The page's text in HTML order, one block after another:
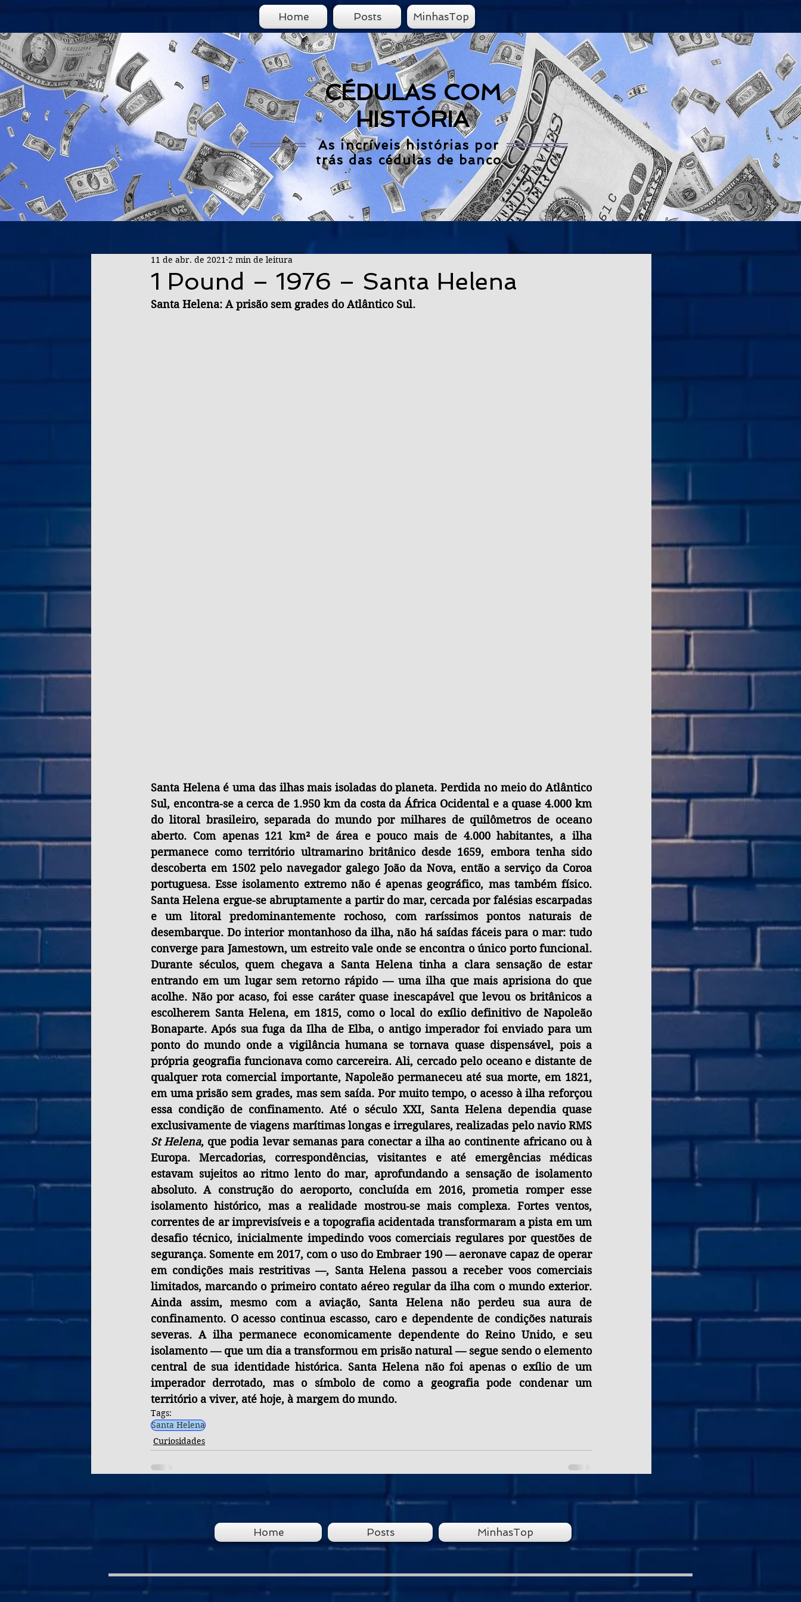
Home Posts MinhasTop
CÉDULAS COM
HISTÓRIA
As incríveis histórias por
trás das cédulas de banco
1 Pound – 1976 – Santa Helena
11 de abr. de 2021 2 min de leitura
Santa Helena: A prisão sem grades do Atlântico Sul.
Santa Helena é uma das ilhas mais isoladas do planeta. Perdida no meio do Atlântico
Sul, encontra-se a cerca de 1.950 km da costa da África Ocidental e a quase 4.000 km
do litoral brasileiro, separada do mundo por milhares de quilômetros de oceano
aberto. Com apenas 121 km² de área e pouco mais de 4.000 habitantes, a ilha
permanece como território ultramarino britânico desde 1659, embora tenha sido
descoberta em 1502 pelo navegador galego João da Nova, então a serviço da Coroa
portuguesa. Esse isolamento extremo não é apenas geográfico, mas também físico.
Santa Helena ergue-se abruptamente a partir do mar, cercada por falésias escarpadas
e um litoral predominantemente rochoso, com raríssimos pontos naturais de
desembarque. Do interior montanhoso da ilha, não há saídas fáceis para o mar: tudo
converge para Jamestown, um estreito vale onde se encontra o único porto funcional.
Durante séculos, quem chegava a Santa Helena tinha a clara sensação de estar
entrando em um lugar sem retorno rápido — uma ilha que mais aprisiona do que
acolhe. Não por acaso, foi esse caráter quase inescapável que levou os britânicos a
escolherem Santa Helena, em 1815, como o local do exílio definitivo de Napoleão
Bonaparte. Após sua fuga da Ilha de Elba, o antigo imperador foi enviado para um
ponto do mundo onde a vigilância humana se tornava quase dispensável, pois a
própria geografia funcionava como carcereira. Ali, cercado pelo oceano e distante de
qualquer rota comercial importante, Napoleão permaneceu até sua morte, em 1821,
em uma prisão sem grades, mas sem saída. Por muito tempo, o acesso à ilha reforçou
essa condição de confinamento. Até o século XXI, Santa Helena dependia quase
St Helena, que podia levar semanas para conectar a ilha ao continente africano ou à
Europa. Mercadorias, correspondências, visitantes e até emergências médicas
estavam sujeitos ao ritmo lento do mar, aprofundando a sensação de isolamento
absoluto. A construção do aeroporto, concluída em 2016, prometia romper esse
isolamento histórico, mas a realidade mostrou-se mais complexa. Fortes ventos,
correntes de ar imprevisíveis e a topografia acidentada transformaram a pista em um
desafio técnico, inicialmente impedindo voos comerciais regulares por questões de
segurança. Somente em 2017, com o uso do Embraer 190 — aeronave capaz de operar
em condições mais restritivas —, Santa Helena passou a receber voos comerciais
limitados, marcando o primeiro contato aéreo regular da ilha com o mundo exterior.
Ainda assim, mesmo com a aviação, Santa Helena não perdeu sua aura de
confinamento. O acesso continua escasso, caro e dependente de condições naturais
severas. A ilha permanece economicamente dependente do Reino Unido, e seu
isolamento — que um dia a transformou em prisão natural — segue sendo o elemento
central de sua identidade histórica. Santa Helena não foi apenas o exílio de um
imperador derrotado, mas o símbolo de como a geografia pode condenar um
território a viver, até hoje, à margem do mundo.
Tags:
Santa Helena
Curiosidades
Home Posts MinhasTop